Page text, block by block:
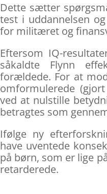
Dette sætter
test i uddannelsen
for militæret og
Eftersom IQ-
såkaldte Flynn
forældede. For at
omformulerede
ved at nulstille
betragtes som
Ifølge ny
have uventede
på børn, som er lige
retarderede.